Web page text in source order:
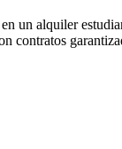
un alquiler